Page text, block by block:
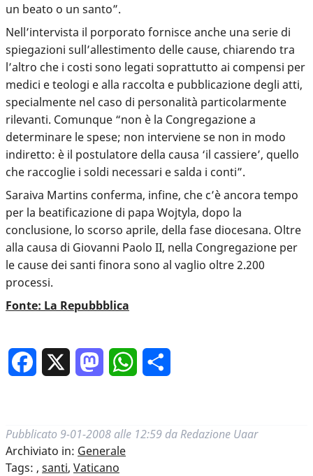
un beato o un santo”.
Nell’intervista il porporato fornisce anche una serie di
spiegazioni sull’allestimento delle cause, chiarendo tra
l’altro che i costi sono legati soprattutto ai compensi per
medici e teologi e alla raccolta e pubblicazione degli atti,
specialmente nel caso di personalità particolarmente
rilevanti. Comunque “non è la Congregazione a
determinare le spese; non interviene se non in modo
indiretto: è il postulatore della causa ‘il cassiere’, quello
che raccoglie i soldi necessari e salda i conti”.
Saraiva Martins conferma, infine, che c’è ancora tempo
per la beatificazione di papa Wojtyla, dopo la
conclusione, lo scorso aprile, della fase diocesana. Oltre
alla causa di Giovanni Paolo II, nella Congregazione per
le cause dei santi finora sono al vaglio oltre 2.200
processi.
Fonte: La Repubbblica
Facebook MastodonWhatsApp
Pubblicato 9-01-2008 alle 12:59 da Redazione Uaar
Archiviato in: Generale
Tags: , santi, Vaticano